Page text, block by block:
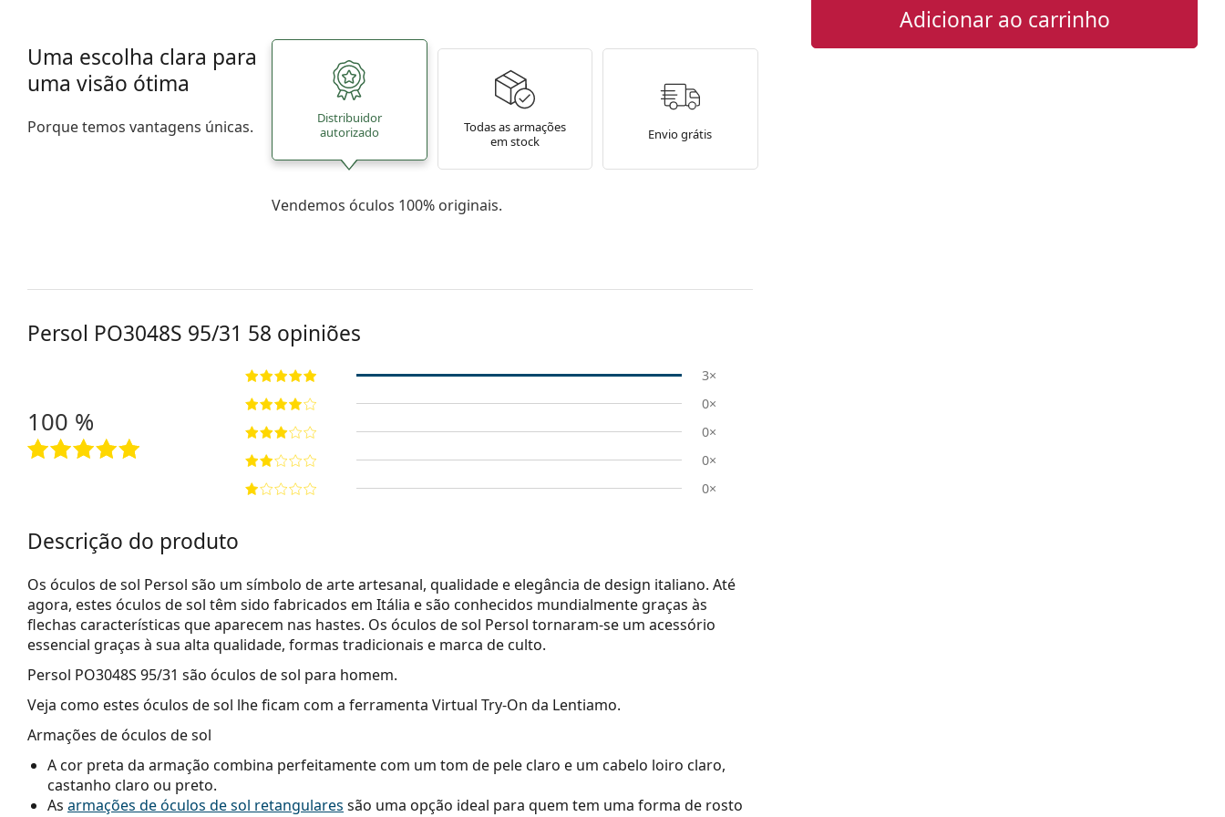
Adicionar ao carrinho
Uma escolha clara para
uma visão ótima
Porque temos vantagens únicas.
Distribuidor
autorizado
Todas as armações
em stock
Envio grátis
Vendemos óculos 100% originais.
Persol PO3048S 95/31 58 opiniões
100 %
3×
0×
0×
0×
0×
Descrição do produto
Os óculos de sol Persol são um símbolo de arte artesanal, qualidade e elegância de design italiano. Até
agora, estes óculos de sol têm sido fabricados em Itália e são conhecidos mundialmente graças às
flechas características que aparecem nas hastes. Os óculos de sol Persol tornaram-se um acessório
essencial graças à sua alta qualidade, formas tradicionais e marca de culto.
Persol PO3048S 95/31 são óculos de sol para homem.
Veja como estes óculos de sol lhe ficam com a ferramenta Virtual Try-On da Lentiamo.
Armações de óculos de sol
A cor preta da armação combina perfeitamente com um tom de pele claro e um cabelo loiro claro,
castanho claro ou preto.
As armações de óculos de sol retangulares são uma opção ideal para quem tem uma forma de rosto